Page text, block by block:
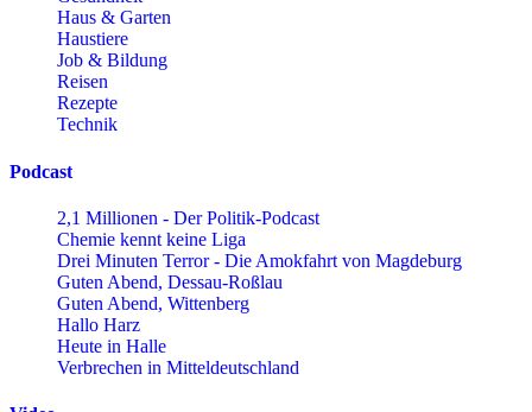
Haus & Garten
Haustiere
Job & Bildung
Reisen
Rezepte
Technik
Podcast
2,1 Millionen - Der Politik-Podcast
Chemie kennt keine Liga
Drei Minuten Terror - Die Amokfahrt von Magdeburg
Guten Abend, Dessau-Roßlau
Guten Abend, Wittenberg
Hallo Harz
Heute in Halle
Verbrechen in Mitteldeutschland